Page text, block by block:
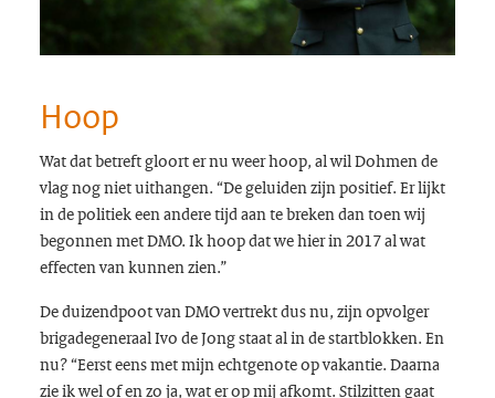
Hoop
Wat dat betreft gloort er nu weer hoop, al wil Dohmen de
vlag nog niet uithangen. “De geluiden zijn positief. Er lijkt
in de politiek een andere tijd aan te breken dan toen wij
begonnen met DMO. Ik hoop dat we hier in 2017 al wat
effecten van kunnen zien.”
De duizendpoot van DMO vertrekt dus nu, zijn opvolger
brigadegeneraal Ivo de Jong staat al in de startblokken. En
nu? “Eerst eens met mijn echtgenote op vakantie. Daarna
zie ik wel of en zo ja, wat er op mij afkomt. Stilzitten gaat